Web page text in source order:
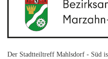
Der Stadtteiltreff Mahlsdorf - Süd